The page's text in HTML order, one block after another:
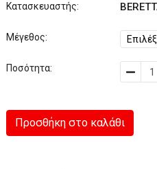
Κατασκευαστής:
Μέγεθος:
Ποσότητα:
Προσθήκη στο καλάθι